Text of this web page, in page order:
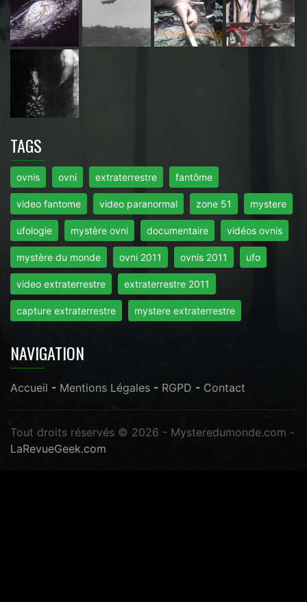
TAGS
ovnis ovni extraterrestre fantôme
video fantome video paranormal zone 51 mystere
ufologie mystère ovni documentaire vidéos ovnis
mystère du monde ovni 2011 ovnis 2011 ufo
video extraterrestre extraterrestre 2011
capture extraterrestre mystere extraterrestre
NAVIGATION
Accueil - Mentions Légales - RGPD - Contact
Tout droits réservés © 2026 - Mysteredumonde.com -
LaRevueGeek.com